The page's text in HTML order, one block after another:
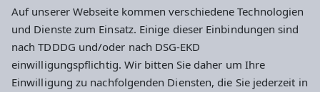
Auf unserer Webseite kommen verschiedene Technologien
und Dienste zum Einsatz. Einige dieser Einbindungen sind
nach TDDDG und/oder nach DSG-EKD
einwilligungspflichtig. Wir bitten Sie daher um Ihre
Einwilligung zu nachfolgenden Diensten, die Sie jederzeit in
Kontakt